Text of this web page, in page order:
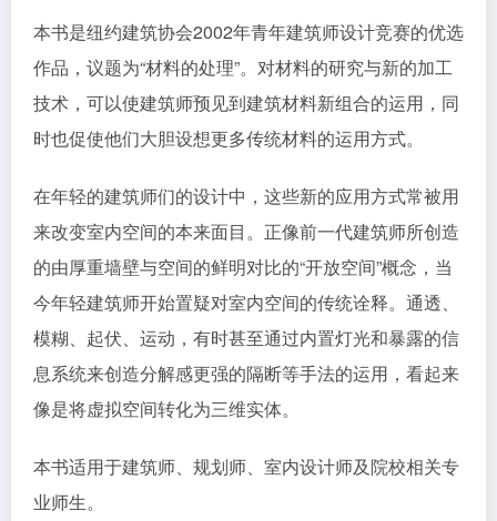
本书是纽约建筑协会2002年青年建筑师设计竞赛的优选
作品，议题为“材料的处理”。对材料的研究与新的加工
技术，可以使建筑师预见到建筑材料新组合的运用，同
时也促使他们大胆设想更多传统材料的运用方式。
在年轻的建筑师们的设计中，这些新的应用方式常被用
来改变室内空间的本来面目。正像前一代建筑师所创造
的由厚重墙壁与空间的鲜明对比的“开放空间”概念，当
今年轻建筑师开始置疑对室内空间的传统诠释。通透、
模糊、起伏、运动，有时甚至通过内置灯光和暴露的信
息系统来创造分解感更强的隔断等手法的运用，看起来
像是将虚拟空间转化为三维实体。
本书适用于建筑师、规划师、室内设计师及院校相关专
业师生。